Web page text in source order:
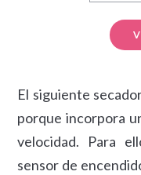
El siguiente
porque incorpora
velocidad. Para
sensor de